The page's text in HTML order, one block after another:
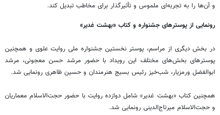
و آن‌ها را به تجربه‌ای ملموس و تأثیرگذار برای مخاطب تبدیل کند.
رونمایی از پوسترهای جشنواره و کتاب «بهشت غدیر»
در بخش دیگری از مراسم، پوستر نخستین جشنواره ملی روایت علوی و همچنین
پوسترهای بخش‌های مختلف این رویداد با حضور مرشد حسن معجونی، مرشد
ابوالفضل ورمزیار، شب‌خیز رئیس بسیج هنرمندان و حسین ظاهری رونمایی شد.
همچنین کتاب «بهشت غدیر» شامل دوازده روایت با حضور حجت‌الاسلام معماریان
و حجت‌الاسلام میرتاج‌الدینی رونمایی شد.